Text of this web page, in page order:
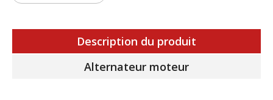
Description du produit
Alternateur moteur